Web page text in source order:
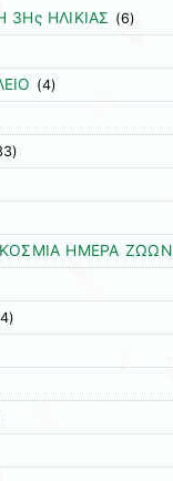
3Ης ΗΛΙΚΙΑΣ (6)
(4)
ΗΜΕΡΑ ΖΩΩΝ